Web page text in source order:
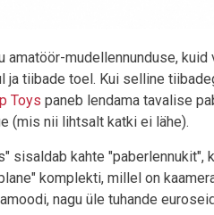
amatöör-mudellennunduse,
tiibade toel. Kui selline
Toys paneb lendama tavalise
(mis nii lihtsalt katki ei lähe).
sisaldab kahte "paberlennukit",
komplekti, millel on
nagu üle tuhande